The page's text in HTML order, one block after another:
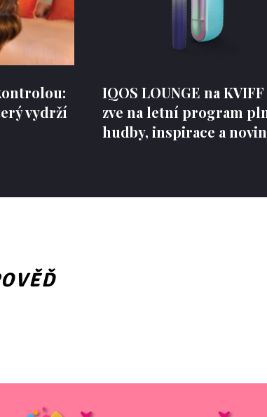
vydrží
IQOS LOUNGE na KVIFF
zve na letní program
hudby, inspirace a